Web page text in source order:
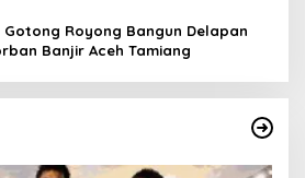
Gotong Royong Bangun Delapan
Banjir Aceh Tamiang